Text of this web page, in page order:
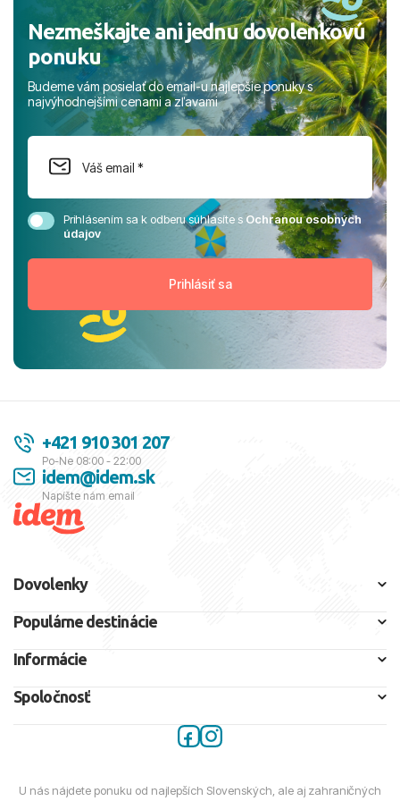
Nezmeškajte ani jednu dovolenkovú
ponuku
Budeme vám posielať do email-u najlepšie ponuky s
najvýhodnejšími cenami a zľavami
Prihlásením sa k odberu súhlasíte sOchranou osobných
údajov
+421 910 301 207
Po-Ne 08:00 - 22:00
idem@idem.sk
Napíšte nám email
Dovolenky
Populárne destinácie
Informácie
Spoločnosť
U nás nájdete ponuku od najlepších Slovenských, ale aj zahraničných